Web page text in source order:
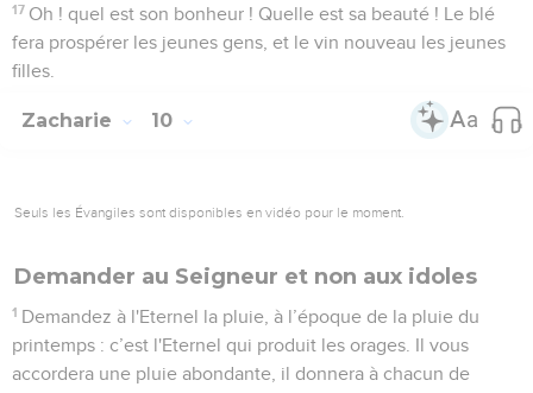
17 Oh ! quel est son bonheur ! Quelle est sa beauté ! Le blé
fera prospérer les jeunes gens, et le vin nouveau les jeunes
filles.
Zacharie 10
Seuls les Évangiles sont disponibles en vidéo pour le moment.
Demander au Seigneur et non aux idoles
1 Demandez à l'Eternel la pluie, à l’époque de la pluie du
printemps : c’est l'Eternel qui produit les orages. Il vous
accordera une pluie abondante, il donnera à chacun de